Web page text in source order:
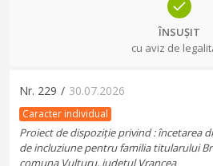
ÎNSUȘIT
cu aviz de
Nr. 229 / 30.07.2026
Caracter individual
Proiect de dispoziție privind : încetarea
de incluziune pentru familia titularului
comuna Vulturu, județul Vrancea